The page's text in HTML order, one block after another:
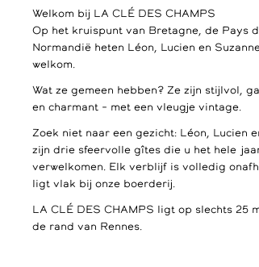
Welkom bij LA CLÉ DES CHAMPS
Op het kruispunt van Bretagne, de Pays
Normandië heten Léon, Lucien en
welkom.
Wat ze gemeen hebben? Ze zijn stijlvol,
en charmant – met een vleugje vintage.
Zoek niet naar een gezicht: Léon, Lucien
zijn drie sfeervolle gîtes die u het hele
verwelkomen. Elk verblijf is volledig
ligt vlak bij onze boerderij.
LA CLÉ DES CHAMPS ligt op slechts 25
de rand van Rennes.